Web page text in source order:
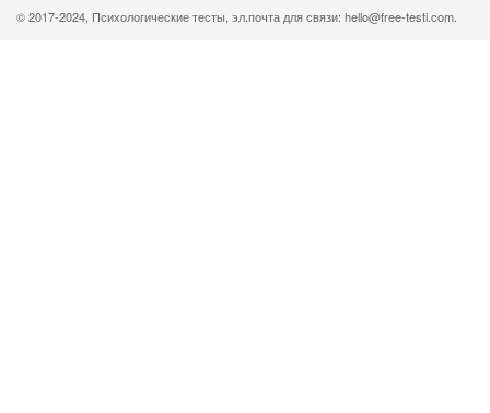
© 2017-2024, Психологические тесты, эл.почта для связи: hello@free-testi.com.